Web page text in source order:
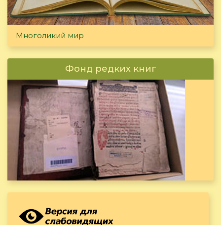
Многоликий мир
Фонд редких книг